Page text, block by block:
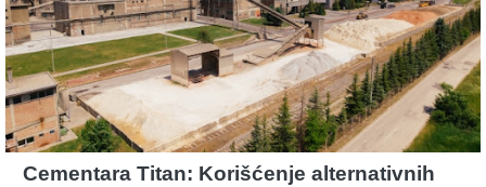
Cementara Titan: Korišćenje alternativnih